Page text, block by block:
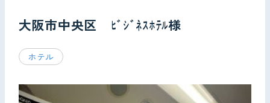
お問い合わせ
大阪市中央区 ﾋﾞｼﾞﾈｽﾎﾃﾙ様
ホテル